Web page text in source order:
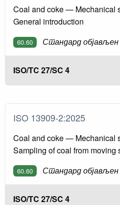
Coal and coke — Mechanical
General introduction
60.60 Стандард објављен
ISO/TC 27/SC 4
ISO 13909-2:2025
Coal and coke — Mechanical
Sampling of coal from moving
60.60 Стандард објављен
ISO/TC 27/SC 4